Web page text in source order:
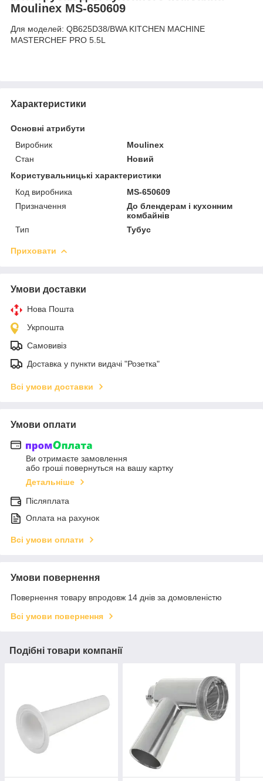
Moulinex MS-650609
Для моделей: QB625D38/BWA KITCHEN MACHINE
MASTERCHEF PRO 5.5L
Характеристики
Основні атрибути
Виробник
Moulinex
Стан
Новий
Користувальницькі характеристики
Код виробника
MS-650609
Призначення
До блендерам і кухонним
комбайнів
Тип
Тубус
Приховати
Умови доставки
Нова Пошта
Укрпошта
Самовивіз
Доставка у пункти видачі "Розетка"
Всі умови доставки
Умови оплати
Ви отримаєте замовлення
або гроші повернуться на вашу картку
Детальніше
Післяплата
Оплата на рахунок
Всі умови оплати
Умови повернення
Повернення товару впродовж 14 днів за домовленістю
Всі умови повернення
Подібні товари компанії